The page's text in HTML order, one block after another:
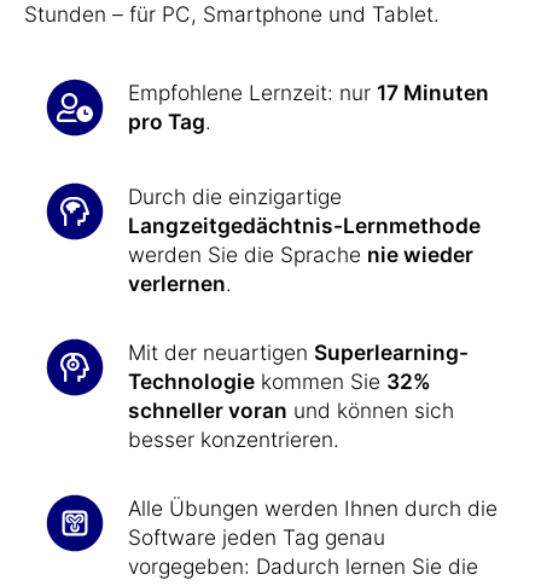
Stunden – für PC, Smartphone und Tablet.
Empfohlene Lernzeit: nur 17 Minuten
pro Tag.
Durch die einzigartige
Langzeitgedächtnis-Lernmethode
werden Sie die Sprache nie wieder
verlernen.
Mit der neuartigen Superlearning-
Technologie kommen Sie 32%
schneller voran und können sich
besser konzentrieren.
Alle Übungen werden Ihnen durch die
Software jeden Tag genau
vorgegeben: Dadurch lernen Sie die